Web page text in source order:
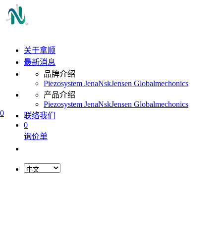
0
关于拿顺
最新消息
品牌介绍
Piezosystem JenaNskJensen Globalmechonics
产品介绍
Piezosystem JenaNskJensen Globalmechonics
联络我们
0
询价单